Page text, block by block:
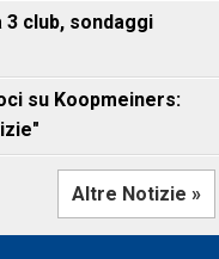
3 club, sondaggi
su Koopmeiners:
Altre Notizie »